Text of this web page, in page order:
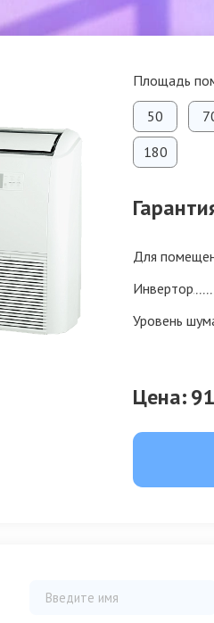
Площадь
50
180
Для
Инвертор
Уровень
Цена: